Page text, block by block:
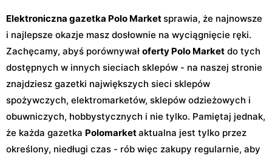
Elektroniczna gazetka Polo Market sprawia, że najnowsze
i najlepsze okazje masz dosłownie na wyciągnięcie ręki.
Zachęcamy, abyś porównywał oferty Polo Market do tych
dostępnych w innych sieciach sklepów - na naszej stronie
znajdziesz gazetki największych sieci sklepów
spożywczych, elektromarketów, sklepów odzieżowych i
obuwniczych, hobbystycznych i nie tylko. Pamiętaj jednak,
że każda gazetka Polomarketaktualna jest tylko przez
określony, niedługi czas - rób więc zakupy regularnie, aby